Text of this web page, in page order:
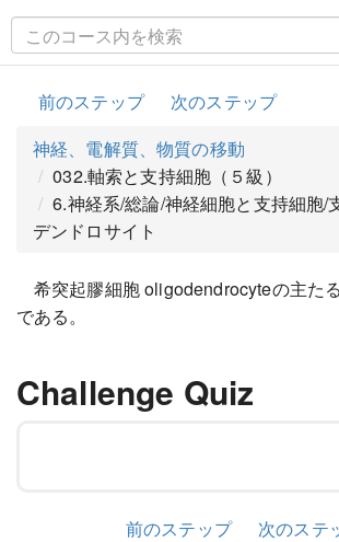
前のステップ
次のステップ
神経、電解質、物質の移動
032.軸索と支持細胞（５級）
6.神経系/総論/神経細胞と支持細胞/
デンドロサイト
希突起膠細胞 oligodendrocyteの主た
である。
Challenge Quiz
前のステップ
次のステ